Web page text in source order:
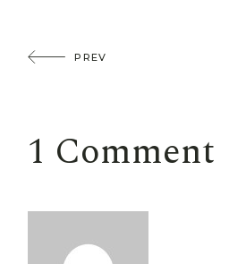
PREV
1 Comment